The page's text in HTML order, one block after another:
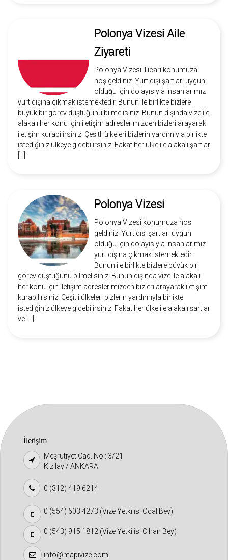
Polonya Vizesi Aile
Ziyareti
Polonya Vizesi Ticari konumuza
hoş geldiniz. Yurt dışı şartları uygun
olduğu için dolayısıyla insanlarımız
yurt dışına çıkmak istemektedir. Bunun ile birlikte bizlere
büyük bir görev düştüğünü bilmelisiniz. Bunun dışında vize ile
alakalı her konu için iletişim adreslerimizden bizleri arayarak
iletişim kurabilirsiniz. Çeşitli ülkeleri bizlerin yardımıyla birlikte
istediğiniz ülkeye gidebilirsiniz. Fakat her ülke ile alakalı şartlar
Polonya Vizesi
Polonya Vizesi konumuza hoş
geldiniz. Yurt dışı şartları uygun
olduğu için dolayısıyla insanlarımız
yurt dışına çıkmak istemektedir.
Bunun ile birlikte bizlere büyük bir
görev düştüğünü bilmelisiniz. Bunun dışında vize ile alakalı
her konu için iletişim adreslerimizden bizleri arayarak iletişim
kurabilirsiniz. Çeşitli ülkeleri bizlerin yardımıyla birlikte
istediğiniz ülkeye gidebilirsiniz. Fakat her ülke ile alakalı şartlar
ve […]
İletişim
Meşrutiyet Cad. No : 3/21
Kızılay / ANKARA
0 (312) 419 6214
0 (554) 603 4273 (Vize Yetkilisi Öcal Bey)
0 (543) 915 1812 (Vize Yetkilisi Cihan Bey)
info@mapivize.com